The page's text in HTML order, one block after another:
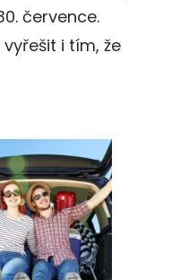
července.
i tím, že